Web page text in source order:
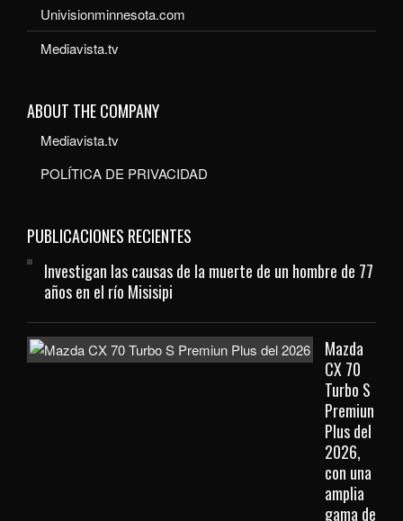
Univisionminnesota.com
Mediavista.tv
ABOUT THE COMPANY
Mediavista.tv
POLÍTICA DE PRIVACIDAD
PUBLICACIONES RECIENTES
Investigan las causas de la muerte de un hombre de 77
años en el río Misisipi
Mazda
CX 70
Turbo S
Premiun
Plus del
2026,
con una
amplia
gama de